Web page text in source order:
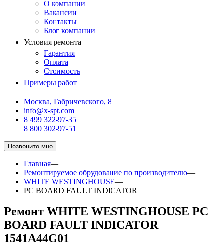
О компании
Вакансии
Контакты
Блог компании
Условия ремонта
Гарантия
Оплата
Стоимость
Примеры работ
Москва, Габричевского, 8
info@x-spt.com
8 499 322-97-35
8 800 302-97-51
Позвоните мне
Главная—
Ремонтируемое обрудование по производителю—
WHITE WESTINGHOUSE—
PC BOARD FAULT INDICATOR
Ремонт WHITE WESTINGHOUSE PC
BOARD FAULT INDICATOR
1541A44G01